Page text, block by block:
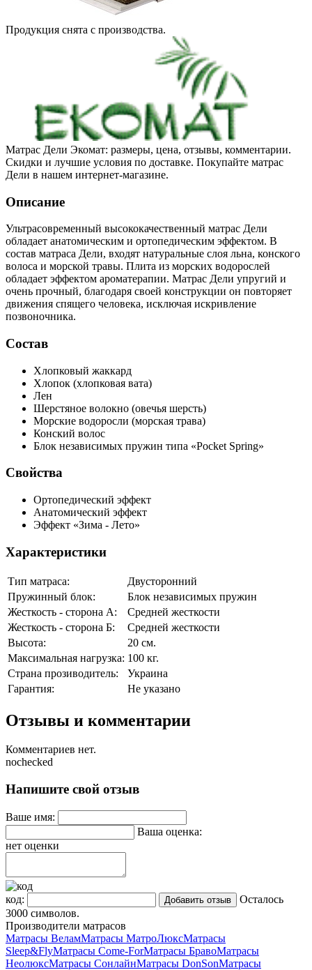
Продукция снята с производства.
Матрас Дели Экомат: размеры, цена, отзывы, комментарии.
Скидки и лучшие условия по доставке. Покупайте матрас
Дели в нашем интернет-магазине.
Описание
Ультрасовременный высококачественный матрас Дели
обладает анатомическим и ортопедическим эффектом. В
состав матраса Дели, входят натуральные слоя льна, конского
волоса и морской травы. Плита из морских водорослей
обладает эффектом ароматерапии. Матрас Дели упругий и
очень прочный, благодаря своей конструкции он повторяет
движения спящего человека, исключая искривление
позвоночника.
Состав
Хлопковый жаккард
Хлопок (хлопковая вата)
Лен
Шерстяное волокно (овечья шерсть)
Морские водоросли (морская трава)
Конский волос
Блок независимых пружин типа «Pocket Spring»
Свойства
Ортопедический эффект
Анатомический эффект
Эффект «Зима - Лето»
Характеристики
Тип матраса:
Двусторонний
Пружинный блок:
Блок независимых пружин
Жесткость - сторона А:
Средней жесткости
Жесткость - сторона Б:
Средней жесткости
Высота:
20 см.
Максимальная нагрузка: 100 кг.
Страна прозиводитель:
Украина
Гарантия:
Не указано
Отзывы и комментарии
Комментариев нет.
nochecked
Напишите свой отзыв
Ваше имя:
Ваша оценка:
нет оценки
код:
Осталось
3000 символов.
Производители матрасов
Матрасы ВеламМатрасы МатроЛюксМатрасы
Sleep&FlyМатрасы Come-ForМатрасы БравоМатрасы
НеолюксМатрасы СонлайнМатрасы DonSonМатрасы